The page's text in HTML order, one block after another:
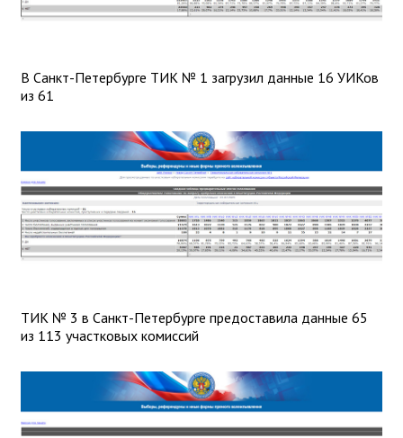
В Санкт-Петербурге ТИК № 1 загрузил данные 16 УИКов
из 61
ТИК № 3 в Санкт-Петербурге предоставила данные 65
из 113 участковых комиссий